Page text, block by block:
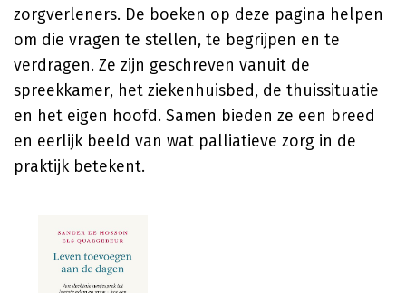
zorgverleners. De boeken op deze pagina helpen
om die vragen te stellen, te begrijpen en te
verdragen. Ze zijn geschreven vanuit de
spreekkamer, het ziekenhuisbed, de thuissituatie
en het eigen hoofd. Samen bieden ze een breed
en eerlijk beeld van wat palliatieve zorg in de
praktijk betekent.